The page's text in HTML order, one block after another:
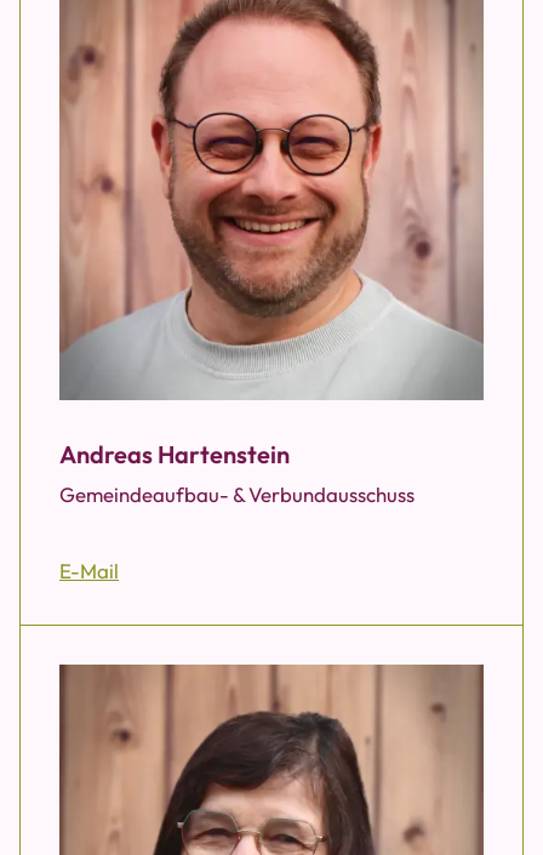
Andreas Hartenstein
Gemeindeaufbau- & Verbundausschuss
E-Mail